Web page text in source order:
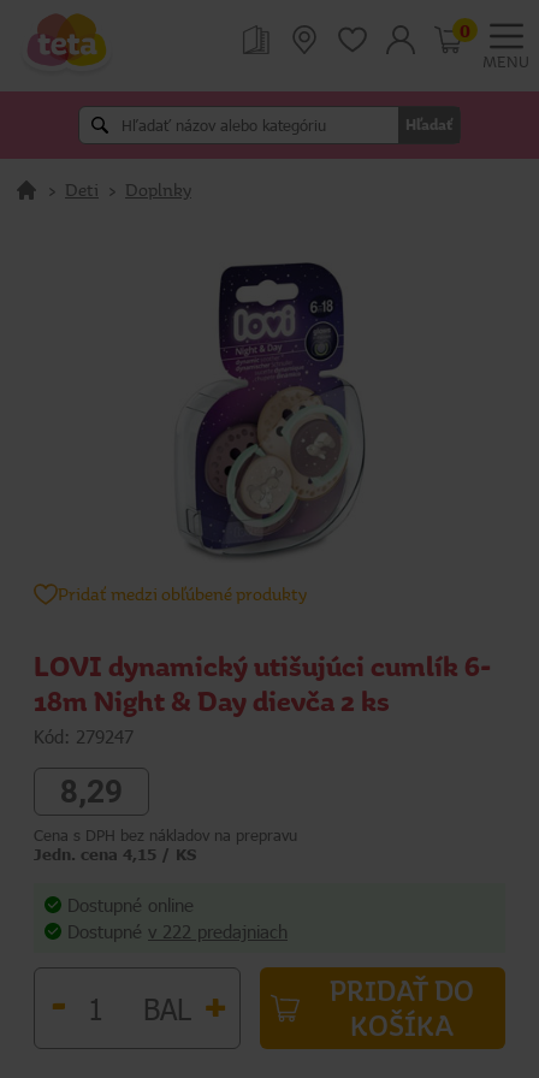
MENU
Hľadať
0
> Deti > Doplnky
Pridať medzi obľúbené produkty
LOVI dynamický utišujúci cumlík 6-
18m Night & Day dievča 2 ks
Kód: 279247
8,29
Cena s DPH bez nákladov na prepravu
Jedn. cena 4,15 / KS
Dostupné online
Dostupné v 222 predajniach
- BAL +
PRIDAŤ DO
KOŠÍKA